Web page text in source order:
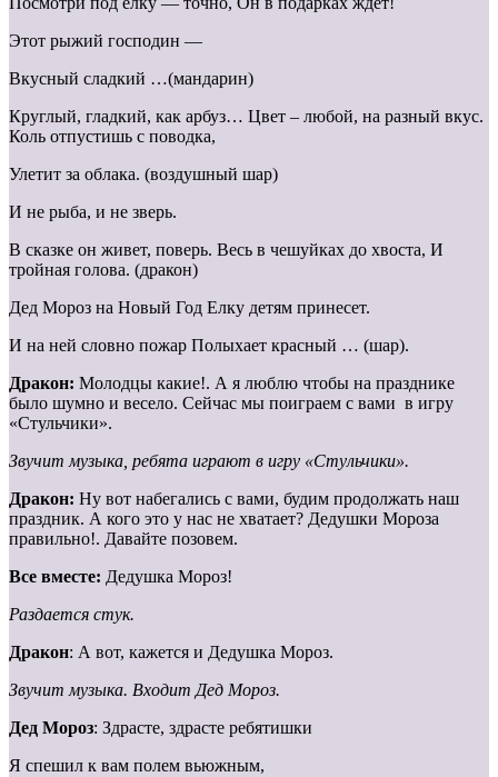
Этот рыжий господин —
Вкусный сладкий …(мандарин)
Круглый, гладкий, как арбуз… Цвет – любой, на разный вкус.
Коль отпустишь с поводка,
Улетит за облака. (воздушный шар)
И не рыба, и не зверь.
В сказке он живет, поверь. Весь в чешуйках до хвоста, И
тройная голова. (дракон)
Дед Мороз на Новый Год Елку детям принесет.
И на ней словно пожар Полыхает красный … (шар).
Дракон: Молодцы какие!. А я люблю чтобы на празднике
было шумно и весело. Сейчас мы поиграем с вами в игру
«Стульчики».
Звучит музыка, ребята играют в игру «Стульчики».
Дракон: Ну вот набегались с вами, будим продолжать наш
праздник. А кого это у нас не хватает? Дедушки Мороза
правильно!. Давайте позовем.
Все вместе: Дедушка Мороз!
Раздается стук.
Дракон: А вот, кажется и Дедушка Мороз.
Звучит музыка. Входит Дед Мороз.
Дед Мороз: Здрасте, здрасте ребятишки
Я спешил к вам полем вьюжным,